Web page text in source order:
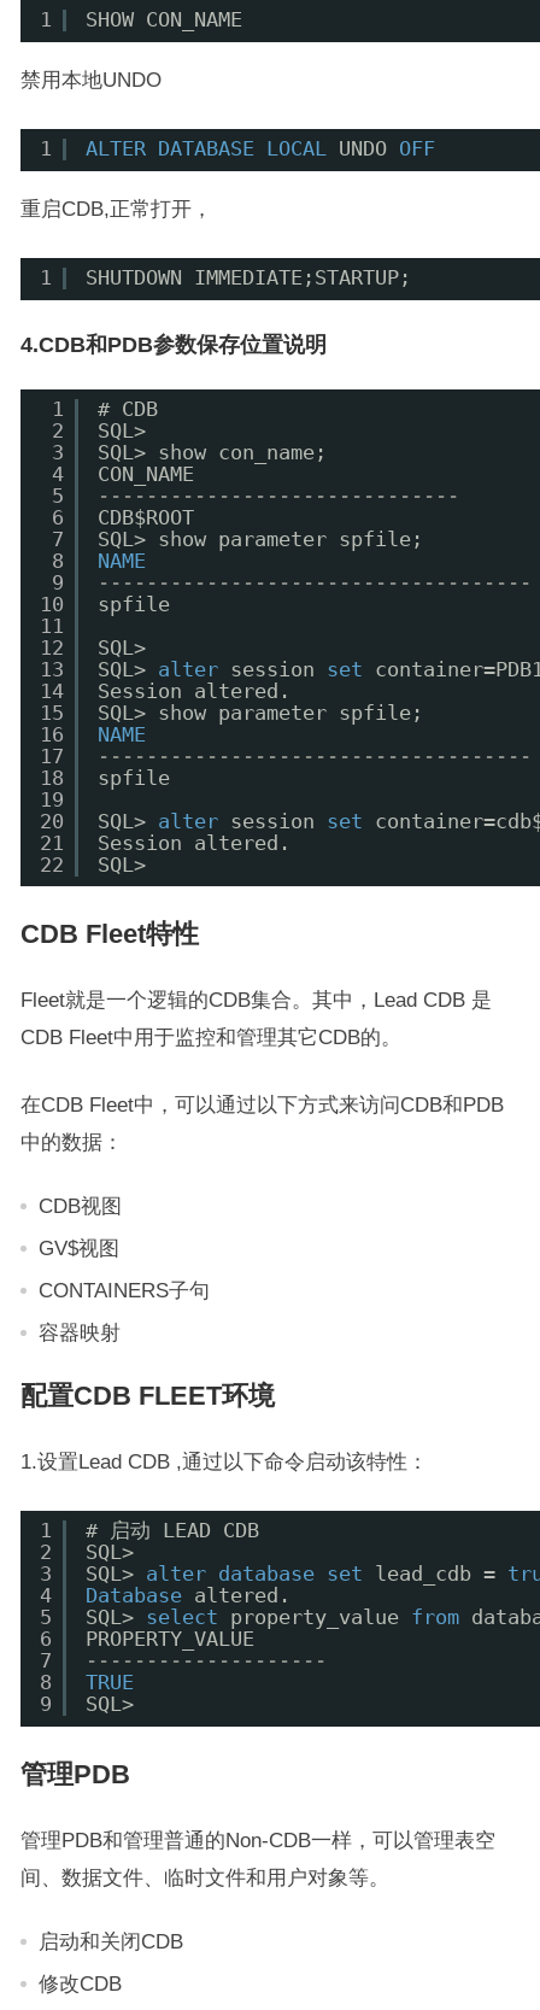
1 SHOW CON_NAME
禁用本地UNDO
1 ALTER DATABASE LOCAL UNDO OFF
重启CDB,正常打开，
1 SHUTDOWN IMMEDIATE;STARTUP;
4.CDB和PDB参数保存位置说明
1
2
3
4
5
6
7
8
9
10
11
12
13
14
15
16
17
18
19
20
21
22
# CDB
SQL>
SQL> show con_name;
CON_NAME
------------------------------
CDB$ROOT
SQL> show parameter spfile;
NAME
spfile
SQL>
SQL> alter session set
Session altered.
SQL> show parameter spfile;
NAME
spfile
SQL> alter session set
Session altered.
SQL>
CDB Fleet特性
Fleet就是一个逻辑的CDB集合。其中，Lead CDB 是
CDB Fleet中用于监控和管理其它CDB的。
在CDB Fleet中，可以通过以下方式来访问CDB和PDB
中的数据：
CDB视图
GV$视图
CONTAINERS子句
容器映射
配置CDB FLEET环境
1.设置Lead CDB ,通过以下命令启动该特性：
1
2
3
4
5
6
7
8
9
# 启动 LEAD CDB
SQL>
SQL> alter database set lead_cdb =
Database altered.
SQL> select property_value from
PROPERTY_VALUE
--------------------
TRUE
SQL>
管理PDB
管理PDB和管理普通的Non-CDB一样，可以管理表空
间、数据文件、临时文件和用户对象等。
启动和关闭CDB
修改CDB